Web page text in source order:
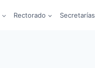
Rectorado Secretarías